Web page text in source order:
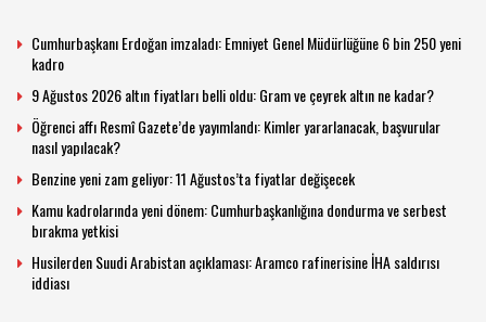
Cumhurbaşkanı Erdoğan imzaladı: Emniyet Genel Müdürlüğüne 6 bin 250 yeni
kadro
9 Ağustos 2026 altın fiyatları belli oldu: Gram ve çeyrek altın ne kadar?
Öğrenci affı Resmî Gazete’de yayımlandı: Kimler yararlanacak, başvurular
nasıl yapılacak?
Benzine yeni zam geliyor: 11 Ağustos’ta fiyatlar değişecek
Kamu kadrolarında yeni dönem: Cumhurbaşkanlığına dondurma ve serbest
bırakma yetkisi
Husilerden Suudi Arabistan açıklaması: Aramco rafinerisine İHA saldırısı
iddiası